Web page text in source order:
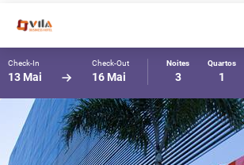
Check-In
13 Mai
Check-Out
16 Mai
Noites
3
Quartos
1